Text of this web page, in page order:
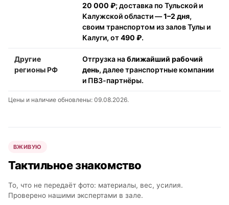
20 000 ₽; доставка по Тульской и
Калужской области —1–2 дня,
своим транспортом из залов Тулы и
Калуги, от490 ₽.
Другие
регионы РФ
Отгрузка наближайший рабочий
день, далее транспортные компании
и ПВЗ-партнёры.
Цены и наличие обновлены: 09.08.2026.
ВЖИВУЮ
Тактильное знакомство
То, что не передаёт фото: материалы, вес, усилия.
Проверено нашими экспертами в зале.